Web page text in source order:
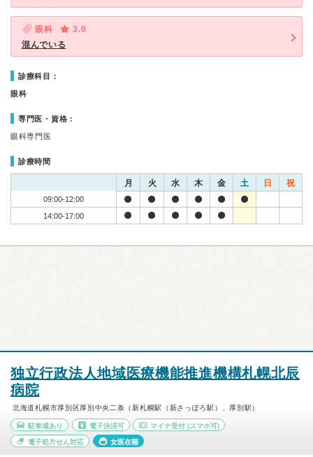
眼科
3.0
混んでいる
診療科目：
眼科
専門医・資格：
眼科専門医
診療時間
月 火 水 木 金 土 日 祝
09:00-12:00
14:00-17:00
独立行政法人地域医療機能推進機構札幌北辰
病院
北海道札幌市厚別区厚別中央二条（新札幌駅（新さっぽろ駅）、厚別駅）
駐車場あり 電子決済可 マイナ受付 (スマホ可)
電子処方せん対応 女医在籍